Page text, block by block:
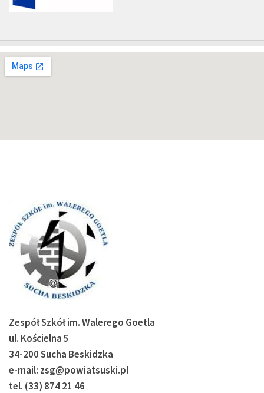
Zespół Szkół im. Walerego Goetla
ul. Kościelna 5
34-200 Sucha Beskidzka
e-mail: zsg@powiatsuski.pl
tel. (33) 874 21 46